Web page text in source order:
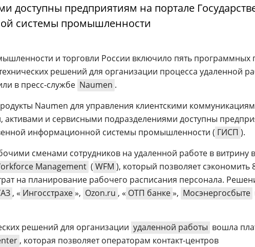
доступны предприятиям на портале
системы промышленности
и торговли России включило пять программных
решений для организации процесса удаленной
в пресс-службе Naumen .
Naumen для управления клиентскими
и сервисными подразделениями доступны
информационной системы промышленности ( ГИСП ).
сменами сотрудников на удаленной работе в витрину
Management ( WFM ), который позволяет сэкономить
на планирование рабочего расписания персонала.
, « Ингосстрахе», Ozon.ru , « ОТП банке», Мосэнергосбыте
решений для организации удаленной работы вошла
, которая позволяет операторам контакт-центров